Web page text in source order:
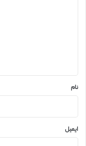
نام
ایمیل